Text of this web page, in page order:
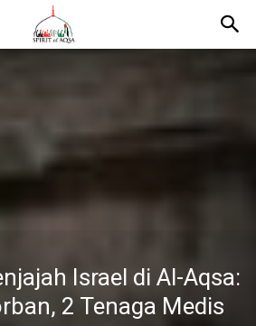
Israel di Al-Aqsa:
2 Tenaga Medis